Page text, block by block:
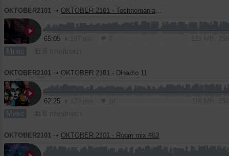
OKTOBER2101 ➝ OKTOBER 2101 - Technomania 058
65:05
Микс
OKTOBER2101 ➝ OKTOBER 2101 - Dinamo 11
62:25
Микс
OKTOBER2101 ➝ OKTOBER 2101 - Room mix #63